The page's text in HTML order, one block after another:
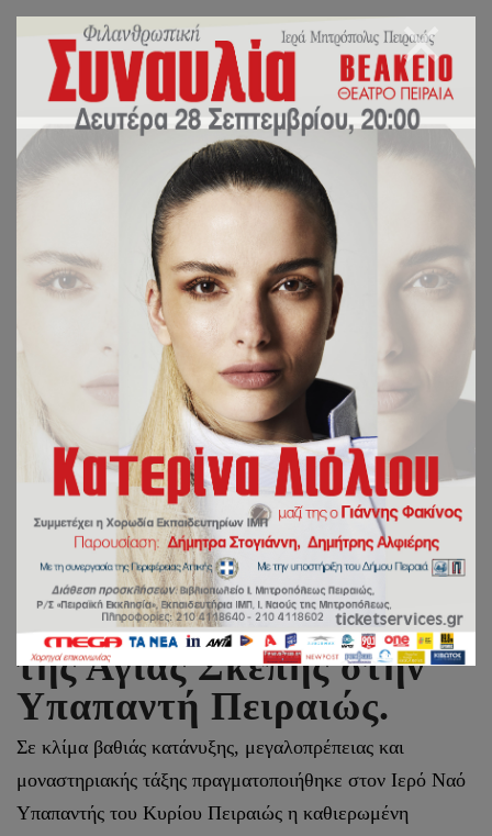
Ολονύκτιος ιερά
αγρυπνία επί τη εορτή
της Αγίας Σκέπης στην
Υπαπαντή Πειραιώς.
Σε κλίμα βαθιάς κατάνυξης, μεγαλοπρέπειας και
μοναστηριακής τάξης πραγματοποιήθηκε στον Ιερό Ναό
Υπαπαντής του Κυρίου Πειραιώς η καθιερωμένη